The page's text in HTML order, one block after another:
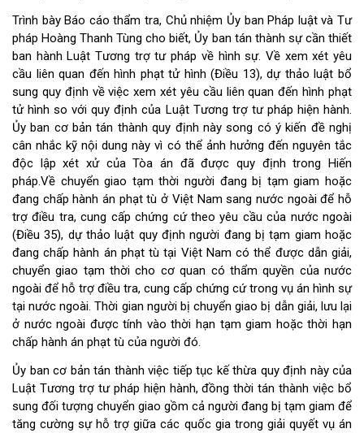
Trình bày Báo cáo thẩm tra, Chủ nhiệm Ủy ban Pháp luật và Tư
pháp Hoàng Thanh Tùng cho biết, Ủy ban tán thành sự cần thiết
ban hành Luật Tương trợ tư pháp về hình sự. Về xem xét yêu
cầu liên quan đến hình phạt tử hình (Điều 13), dự thảo luật bổ
sung quy định về việc xem xét yêu cầu liên quan đến hình phạt
tử hình so với quy định của Luật Tương trợ tư pháp hiện hành.
Ủy ban cơ bản tán thành quy định này song có ý kiến đề nghị
cân nhắc kỹ nội dung này vì có thể ảnh hưởng đến nguyên tắc
độc lập xét xử của Tòa án đã được quy định trong Hiến
pháp.Về chuyển giao tạm thời người đang bị tạm giam hoặc
đang chấp hành án phạt tù ở Việt Nam sang nước ngoài để hỗ
trợ điều tra, cung cấp chứng cứ theo yêu cầu của nước ngoài
(Điều 35), dự thảo luật quy định người đang bị tạm giam hoặc
đang chấp hành án phạt tù tại Việt Nam có thể được dẫn giải,
chuyển giao tạm thời cho cơ quan có thẩm quyền của nước
ngoài để hỗ trợ điều tra, cung cấp chứng cứ trong vụ án hình sự
tại nước ngoài. Thời gian người bị chuyển giao bị dẫn giải, lưu lại
ở nước ngoài được tính vào thời hạn tạm giam hoặc thời hạn
chấp hành án phạt tù của người đó.
Ủy ban cơ bản tán thành việc tiếp tục kế thừa quy định này của
Luật Tương trợ tư pháp hiện hành, đồng thời tán thành việc bổ
sung đối tượng chuyển giao gồm cả người đang bị tạm giam để
tăng cường sự hỗ trợ giữa các quốc gia trong giải quyết vụ án